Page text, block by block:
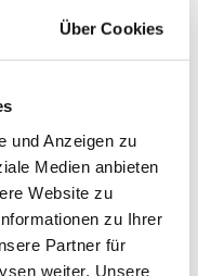
Über Cookies
und Anzeigen zu
Medien anbieten
Website zu
zu Ihrer
Partner für
weiter. Unsere
möglichen)
taxativ
sich immer an der
und kann daher
Daten
übernommen
ist das Mitglied
Informationen zum